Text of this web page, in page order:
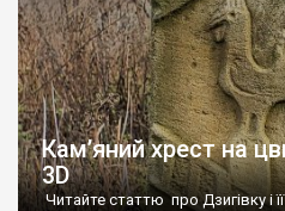
Кам’яний хрест на
3D
Читайте статтю про Дзигівку і